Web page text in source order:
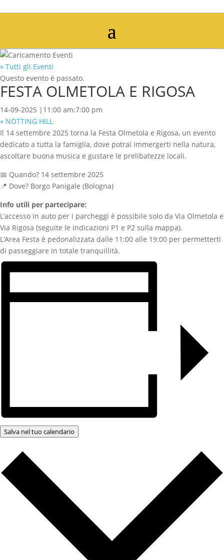
« Tutti gli Eventi
Questo evento è passato.
FESTA OLMETOLA E RIGOSA
14-09-2025 |11:00 am:7:00 pm
« NOTTING HILL
Il 14 settembre 2025 torna la Festa Olmetola e Rigosa, un evento
dedicato a tutta la famiglia, dove potrai immergerti nella natura,
ascoltare buona musica e gustare le prelibatezze locali.
📅 Quando? 14 settembre 2025
📍 Dove? Borgo Panigale (Bologna)
Info utili per partecipare:
L’accesso in auto per i parcheggi è possibile solo da Via Olmetola e
Via Rigosa (seguite le indicazioni P1 e P2 sulla mappa).
L’Area Festa è pedonalizzata dalle 11:00 alle 19:00 per permetterti
di passeggiare in totale tranquillità.
Salva nel tuo calendario